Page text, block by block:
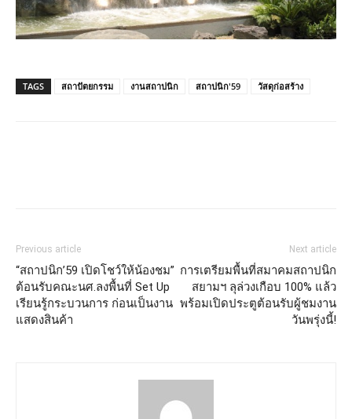
TAGS สถาปัตยกรรม งานสถาปนิก สถาปนิก'59 วัสดุก่อสร้าง
Previous article
“สถาปนิก’59 เปิดโชว์ให้น้องชม”
ต้อนรับคณะนศ.ลงพื้นที่ Set Up
เรียนรู้กระบวนการ ก่อนเป็นงาน
แสดงสินค้า
Next article
การเตรียมพื้นที่สมาคมสถาปนิก
สยามฯ ลุล่วงเกือบ 100% แล้ว
พร้อมเปิดประตูต้อนรับผู้ชมงาน
วันพรุ่งนี้!